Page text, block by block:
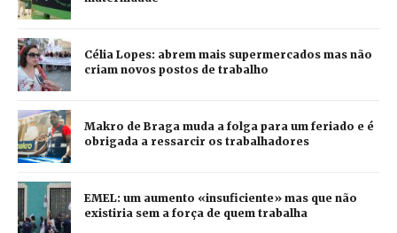
Célia Lopes: abrem mais supermercados mas não
criam novos postos de trabalho
Makro de Braga muda a folga para um feriado e é
obrigada a ressarcir os trabalhadores
EMEL: um aumento «insuficiente» mas que não
existiria sem a força de quem trabalha